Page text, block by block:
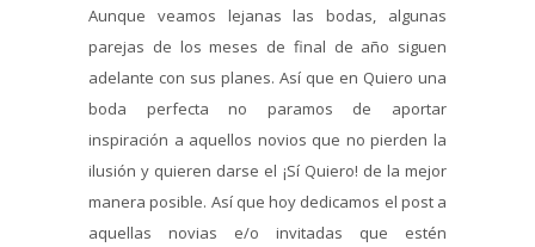
Aunque veamos lejanas las bodas, algunas
parejas de los meses de final de año siguen
adelante con sus planes. Así que en Quiero una
boda perfecta no paramos de aportar
inspiración a aquellos novios que no pierden la
ilusión y quieren darse el ¡Sí Quiero! de la mejor
manera posible. Así que hoy dedicamos el post a
aquellas novias e/o invitadas que estén